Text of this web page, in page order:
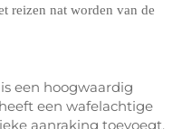
reizen nat worden van de
een hoogwaardig
een wafelachtige
aanraking toevoegt,